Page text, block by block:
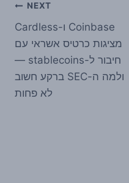
NEXT
Coinbase ו-Cardless
מציגות כרטיס אשראי עם
חיבור ל-stablecoins —
ולמה ה-SEC ברקע חשוב
לא פחות